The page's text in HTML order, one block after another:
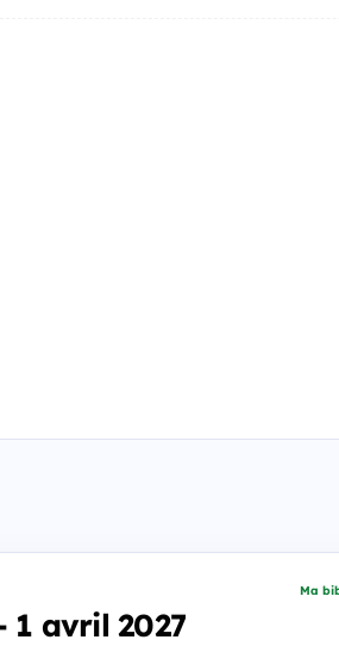
avril 2027
Ma